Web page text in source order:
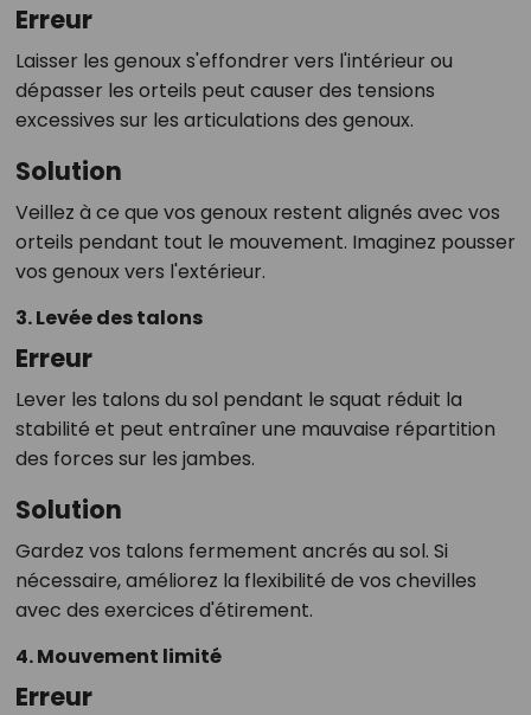
Erreur
Laisser les genoux s'effondrer vers l'intérieur ou
dépasser les orteils peut causer des tensions
excessives sur les articulations des genoux.
Solution
Veillez à ce que vos genoux restent alignés avec vos
orteils pendant tout le mouvement. Imaginez pousser
vos genoux vers l'extérieur.
3. Levée des talons
Erreur
Lever les talons du sol pendant le squat réduit la
stabilité et peut entraîner une mauvaise répartition
des forces sur les jambes.
Solution
Gardez vos talons fermement ancrés au sol. Si
nécessaire, améliorez la flexibilité de vos chevilles
avec des exercices d'étirement.
4. Mouvement limité
Erreur